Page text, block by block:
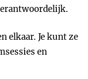
elkaar. Je kunt ze
en